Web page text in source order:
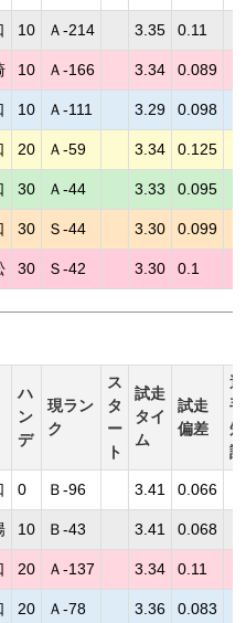
10 Ａ-214 3.35 0.11
10 Ａ-166 3.34 0.089
10 Ａ-111 3.29 0.098
20 Ａ-59 3.34 0.125
30 Ａ-44 3.33 0.095
30 Ｓ-44 3.30 0.099
30 Ｓ-42 3.30 0.1
ハ
ン
デ
現ラン
ク
ス
タ
ー
ト
試走
タイ
ム
試走
偏差
選
手
短
評
0 Ｂ-96 3.41 0.066
10 Ｂ-43 3.41 0.068
20 Ａ-137 3.34 0.11
20 Ａ-78 3.36 0.083